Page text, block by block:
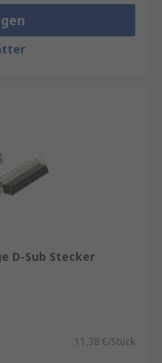
verbreitet, um
und Ports
die
Sub-D Adapter
und Sensoren
sind robust und
kommen
zu verbinden.
D-Sub Stecker
11,38 €/Stück